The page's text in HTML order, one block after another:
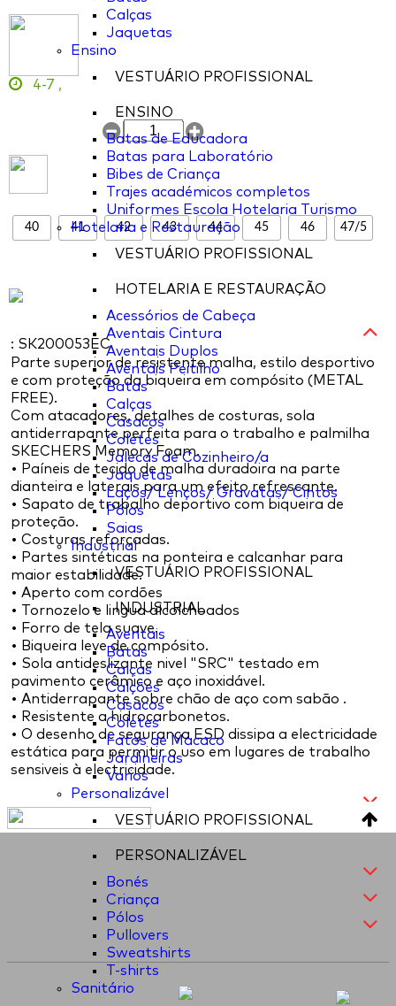
Calças
Jaquetas
Ensino
VESTUÁRIO PROFISSIONAL
ENSINO
Batas de Educadora
Batas para Laboratório
Bibes de Criança
Trajes académicos completos
Uniformes Escola Hotelaria Turismo
Hotelaria e Restauração
VESTUÁRIO PROFISSIONAL
HOTELARIA E RESTAURAÇÃO
Acessórios de Cabeça
Aventais Cintura
Aventais Duplos
Aventais Peitilho
Batas
Calças
Casacos
Coletes
Jalecas de Cozinheiro/a
Jaquetas
Laços/ Lenços/ Gravatas/ Cintos
Pólos
Saias
Industrial
VESTUÁRIO PROFISSIONAL
INDUSTRIAL
Aventais
Batas
Calças
Calções
Casacos
Coletes
Fatos de Macaco
Jardineiras
Varios
Personalizável
VESTUÁRIO PROFISSIONAL
PERSONALIZÁVEL
Bonés
Criança
Pólos
Pullovers
Sweatshirts
T-shirts
Sanitário
4-7 ,
40 41 42 43 44 45 46 47/5
: SK200053EC
Parte superior de resistente malha, estilo desportivo
e com proteção da biqueira em compósito (METAL
FREE).
Com atacadores, detalhes de costuras, sola
antiderrapante perfeita para o trabalho e palmilha
SKECHERS Memory Foam.
• Paíneis de tecido de malha duradoira na parte
dianteira e laterais para um efeito refrescante.
• Sapato de trabalho deportivo com biqueira de
proteção.
• Costuras reforçadas.
• Partes sintéticas na ponteira e calcanhar para
maior estabilidade.
• Aperto com cordões
• Tornozelo e lingua alcolchoados
• Forro de tela suave.
• Biqueira leve de compósito.
• Sola antideslizante nivel "SRC" testado em
pavimento cerâmico e aço inoxidável.
• Antiderrapante sobre chão de aço com sabão .
• Resistente a hidrocarbonetos.
• O desenho de segurança ESD dissipa a electricidade
estática para permitir o uso em lugares de trabalho
sensiveis à electricidade.